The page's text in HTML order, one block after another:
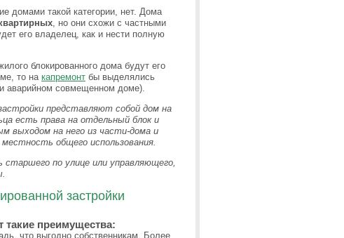
домами такой категории, нет. Дома
, но они схожи с частными
его владелец, как и нести полную
блокированного дома будут его
то на капремонт бы выделялись
аварийном совмещенном доме).
представляют собой дом на
есть права на отдельный блок и
выходом на него из части-дома и
общего использования.
по улице или управляющего,
застройки
преимущества:
что выгодно собственникам. Более